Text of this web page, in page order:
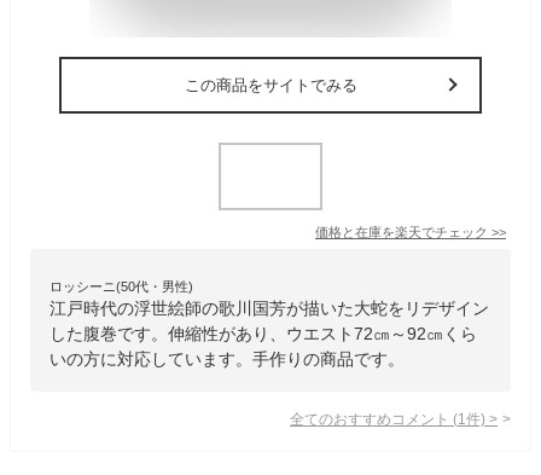
この商品をサイトでみる
価格と在庫を楽天でチェック >>
ロッシーニ(50代・男性)
江戸時代の浮世絵師の歌川国芳が描いた大蛇をリデザイン
した腹巻です。伸縮性があり、ウエスト72㎝～92㎝くら
いの方に対応しています。手作りの商品です。
全てのおすすめコメント (1 件) >